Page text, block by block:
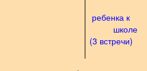
ребенка к
школе
(3 встречи)